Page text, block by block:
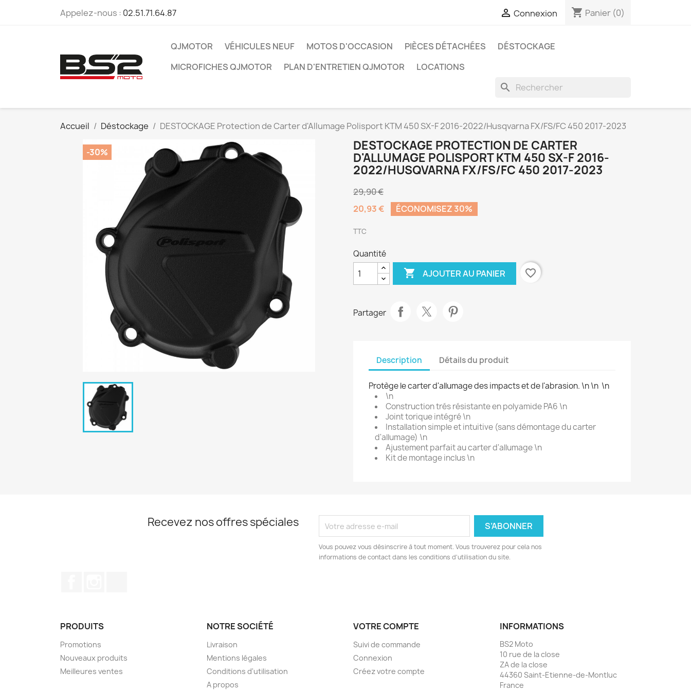
Appelez-nous : 02.51.71.64.87  Connexion shopping_cart Panier (0)
QJMOTOR VÉHICULES NEUF MOTOS D'OCCASION PIÈCES DÉTACHÉES
DÉSTOCKAGE
MICROFICHES QJMOTOR
PLAN D'ENTRETIEN QJMOTOR LOCATIONS
search
Accueil Déstockage DESTOCKAGE Protection de Carter d'Allumage Polisport KTM 450 SX-F 2016-2022/Husqvarna FX/FS/FC 450 2017-2023
-30%
DESTOCKAGE PROTECTION DE CARTER
D'ALLUMAGE POLISPORT KTM 450 SX-F 2016-
2022/HUSQVARNA FX/FS/FC 450 2017-2023
29,90 €
20,93 €
ÉCONOMISEZ 30%
TTC
Quantité
 AJOUTER AU PANIER favorite_border
Partager
Description Détails du produit
Protège le carter d'allumage des impacts et de l'abrasion. \n \n \n
\n
Construction trés résistante en polyamide PA6 \n
Joint torique intégré \n
Installation simple et intuitive (sans démontage du carter
d'allumage) \n
Ajustement parfait au carter d'allumage \n
Kit de montage inclus \n
Recevez nos offres spéciales
Vous pouvez vous désinscrire à tout moment. Vous trouverez pour cela nos
informations de contact dans les conditions d'utilisation du site.
PRODUITS
Promotions
Nouveaux produits
Meilleures ventes
NOTRE SOCIÉTÉ
Livraison
Mentions légales
Conditions d'utilisation
A propos
VOTRE COMPTE
Suivi de commande
Connexion
Créez votre compte
INFORMATIONS
BS2 Moto
10 rue de la close
ZA de la close
44360 Saint-Etienne-de-Montluc
France